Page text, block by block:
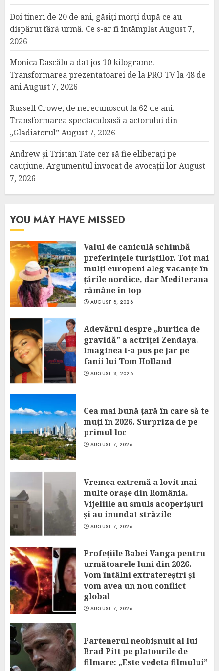
Doi tineri de 20 de ani, găsiți morți după ce au
dispărut fără urmă. Ce s-ar fi întâmplatAugust 7,
2026
Monica Dascălu a dat jos 10 kilograme.
Transformarea prezentatoarei de la PRO TV la 48 de
aniAugust 7, 2026
Russell Crowe, de nerecunoscut la 62 de ani.
Transformarea spectaculoasă a actorului din
„Gladiatorul” August 7, 2026
Andrew și Tristan Tate cer să fie eliberați pe
cauțiune. Argumentul invocat de avocații lorAugust
7, 2026
YOU MAY HAVE MISSED
Valul de caniculă schimbă
preferințele turiștilor. Tot mai
mulți europeni aleg vacanțe în
țările nordice, dar Mediterana
rămâne în top
AUGUST 8, 2026
Adevărul despre „burtica de
gravidă” a actriței Zendaya.
Imaginea i-a pus pe jar pe
fanii lui Tom Holland
AUGUST 8, 2026
Cea mai bună țară în care să te
muți în 2026. Surpriza de pe
primul loc
AUGUST 7, 2026
Vremea extremă a lovit mai
multe orașe din România.
Vijeliile au smuls acoperișuri
și au inundat străzile
AUGUST 7, 2026
Profețiile Babei Vanga pentru
următoarele luni din 2026.
Vom întâlni extratereștri și
vom avea un nou conflict
global
AUGUST 7, 2026
Partenerul neobișnuit al lui
Brad Pitt pe platourile de
filmare: „Este vedeta filmului”